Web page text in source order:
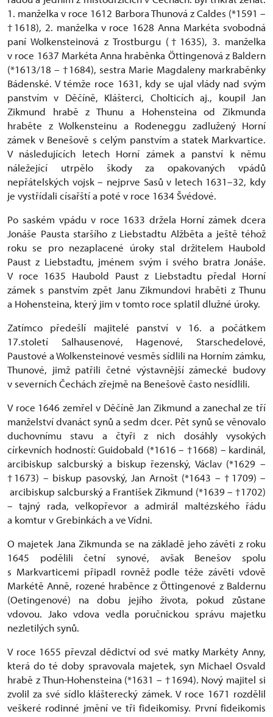
1. manželka v roce 1612 Barbora Thunová z Caldes (*1591 –
†1618), 2. manželka v roce 1628 Anna Markéta svobodná
paní Wolkensteinová z Trostburgu (†1635), 3. manželka
v roce 1637 Markéta Anna hraběnka Öttingenová z Baldern
(*1613/18 – †1684), sestra Marie Magdaleny markraběnky
Bádenské. V témže roce 1631, kdy se ujal vlády nad svým
panstvím v Děčíně, Klášterci, Cholticích aj., koupil Jan
Zikmund hrabě z Thunu a Hohensteina od Zikmunda
hraběte z Wolkensteinu a Rodeneggu zadlužený Horní
zámek v Benešově s celým panstvím a statek Markvartice.
V následujících letech Horní zámek a panství k němu
náležející utrpělo škody za opakovaných vpádů
nepřátelských vojsk – nejprve Sasů v letech 1631–32, kdy
je vystřídali císařští a poté v roce 1634 Švédové.
Po saském vpádu v roce 1633 držela Horní zámek dcera
Jonáše Pausta staršího z Liebstadtu Alžběta a ještě téhož
roku se pro nezaplacené úroky stal držitelem Haubold
Paust z Liebstadtu, jménem svým i svého bratra Jonáše.
V roce 1635 Haubold Paust z Liebstadtu předal Horní
zámek s panstvím zpět Janu Zikmundovi hraběti z Thunu
a Hohensteina, který jim v tomto roce splatil dlužné úroky.
Zatímco předešlí majitelé panství v 16. a počátkem
17.století Salhausenové, Hagenové, Starschedelové,
Paustové a Wolkensteinové vesměs sídlili na Horním zámku,
Thunové, jimž patřili četné výstavnější zámecké budovy
v severních Čechách zřejmě na Benešově často nesídlili.
V roce 1646 zemřel v Děčíně Jan Zikmund a zanechal ze tří
manželství dvanáct synů a sedm dcer. Pět synů se věnovalo
duchovnímu stavu a čtyři z nich dosáhly vysokých
církevních hodností: Guidobald (*1616 – †1668) – kardinál,
arcibiskup salcburský a biskup řezenský, Václav (*1629 –
†1673) – biskup pasovský, Jan Arnošt (*1643 – †1709) –
arcibiskup salcburský a František Zikmund (*1639 – †1702)
– tajný rada, velkopřevor a admirál maltézského řádu
a komtur v Grebinkách a ve Vídni.
O majetek Jana Zikmunda se na základě jeho závěti z roku
1645 podělili četní synové, avšak Benešov spolu
s Markvarticemi připadl rovněž podle téže závěti vdově
Markétě Anně, rozené hraběnce z Öttingenové z Baldernu
(Oetingenové) na dobu jejího života, pokud zůstane
vdovou. Jako vdova vedla poručnickou správu majetku
nezletilých synů.
V roce 1655 převzal dědictví od své matky Markéty Anny,
která do té doby spravovala majetek, syn Michael Osvald
hrabě z Thun-Hohensteina (*1631 – †1694). Nový majitel si
zvolil za své sídlo klášterecký zámek. V roce 1671 rozdělil
veškeré rodinné jmění ve tři fideikomisy. První fideikomis